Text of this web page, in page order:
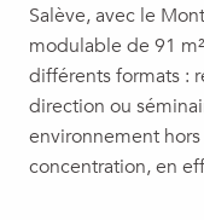
Salève, avec le
modulable de 91
différents formats :
direction ou
environnement
concentration, en